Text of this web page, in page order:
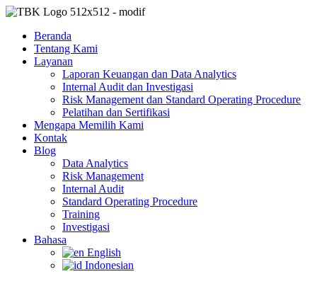
Beranda
Tentang Kami
Layanan
Laporan Keuangan dan Data Analytics
Internal Audit dan Investigasi
Risk Management dan Standard Operating Procedure
Pelatihan dan Sertifikasi
Mengapa Memilih Kami
Kontak
Blog
Data Analytics
Risk Management
Internal Audit
Standard Operating Procedure
Training
Investigasi
Bahasa
English
Indonesian